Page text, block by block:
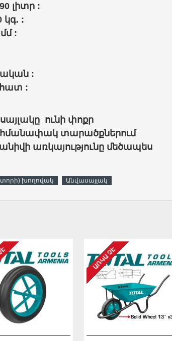
լիտր :
կգ. :
:
:
հատ :
ունի փոքր
տարածքներում
առկայությունը մեծապես
խողովակ Անվասայլակ
ԱՌԿԱ ՉԷ